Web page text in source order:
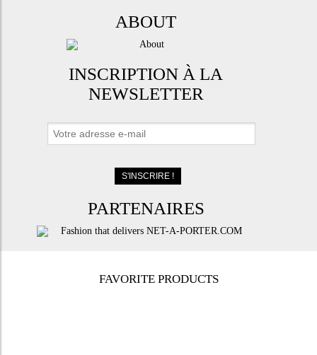
ABOUT
INSCRIPTION À LA
NEWSLETTER
PARTENAIRES
FAVORITE PRODUCTS